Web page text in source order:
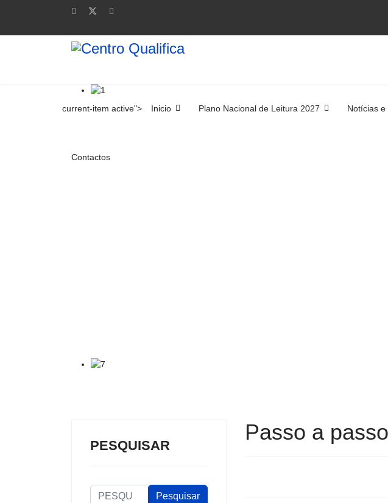
current-item active"> Inicio Plano Nacional de Leitura 2027 Notícias e
Contactos
PESQUISAR
PESQUISAR
Pesquisar
Passo a